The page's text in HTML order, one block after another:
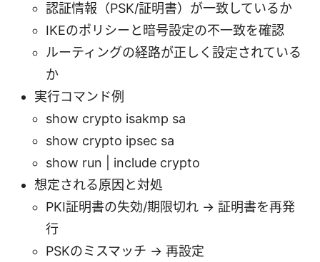
認証情報（PSK/証明書）が一致しているか
IKEのポリシーと暗号設定の不一致を確認
ルーティングの経路が正しく設定されている
か
実行コマンド例
show crypto isakmp sa
show crypto ipsec sa
show run | include crypto
想定される原因と対処
PKI証明書の失効/期限切れ → 証明書を再発
行
PSKのミスマッチ → 再設定